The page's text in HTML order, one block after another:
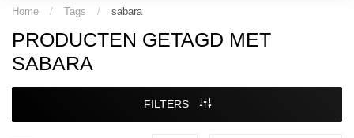
Home / Tags / sabara
PRODUCTEN GETAGD MET
SABARA
FILTERS